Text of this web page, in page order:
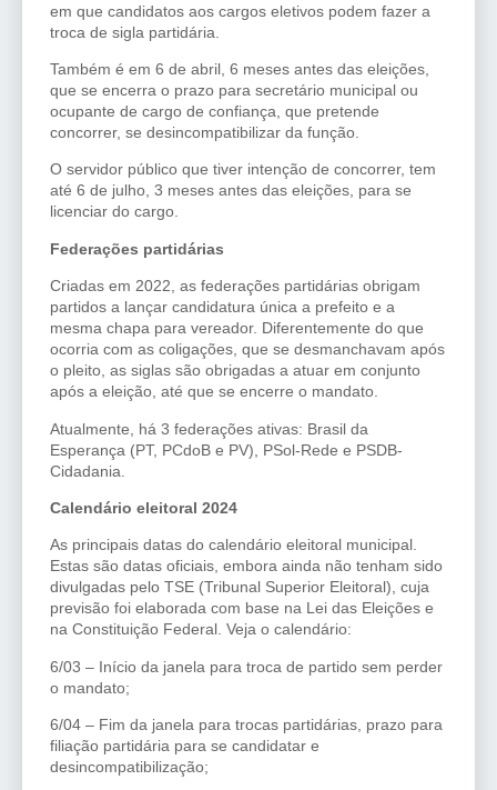
em que candidatos aos cargos eletivos podem fazer a
troca de sigla partidária.
Também é em 6 de abril, 6 meses antes das eleições,
que se encerra o prazo para secretário municipal ou
ocupante de cargo de confiança, que pretende
concorrer, se desincompatibilizar da função.
O servidor público que tiver intenção de concorrer, tem
até 6 de julho, 3 meses antes das eleições, para se
licenciar do cargo.
Federações partidárias
Criadas em 2022, as federações partidárias obrigam
partidos a lançar candidatura única a prefeito e a
mesma chapa para vereador. Diferentemente do que
ocorria com as coligações, que se desmanchavam após
o pleito, as siglas são obrigadas a atuar em conjunto
após a eleição, até que se encerre o mandato.
Atualmente, há 3 federações ativas: Brasil da
Esperança (PT, PCdoB e PV), PSol-Rede e PSDB-
Cidadania.
Calendário eleitoral 2024
As principais datas do calendário eleitoral municipal.
Estas são datas oficiais, embora ainda não tenham sido
divulgadas pelo TSE (Tribunal Superior Eleitoral), cuja
previsão foi elaborada com base na Lei das Eleições e
na Constituição Federal. Veja o calendário:
6/03 – Início da janela para troca de partido sem perder
o mandato;
6/04 – Fim da janela para trocas partidárias, prazo para
filiação partidária para se candidatar e
desincompatibilização;